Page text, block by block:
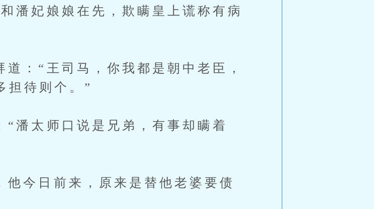
妃娘娘在先，欺瞒皇上谎称有病
“王司马，你我都是朝中老臣，
担待则个。”
太师口说是兄弟，有事却瞒着
日前来，原来是替他老婆要债